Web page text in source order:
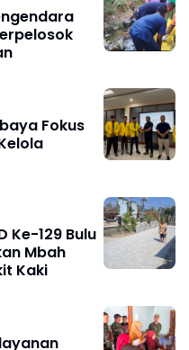
Fokus
Ke-129 Bulu
Mbah
Kaki